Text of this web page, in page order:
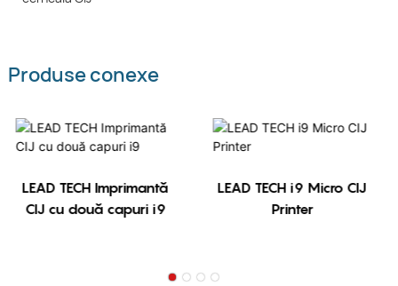
Produse conexe
LEAD TECH Imprimantă
CIJ cu două capuri i9
LEAD TECH i9 Micro CIJ
Printer